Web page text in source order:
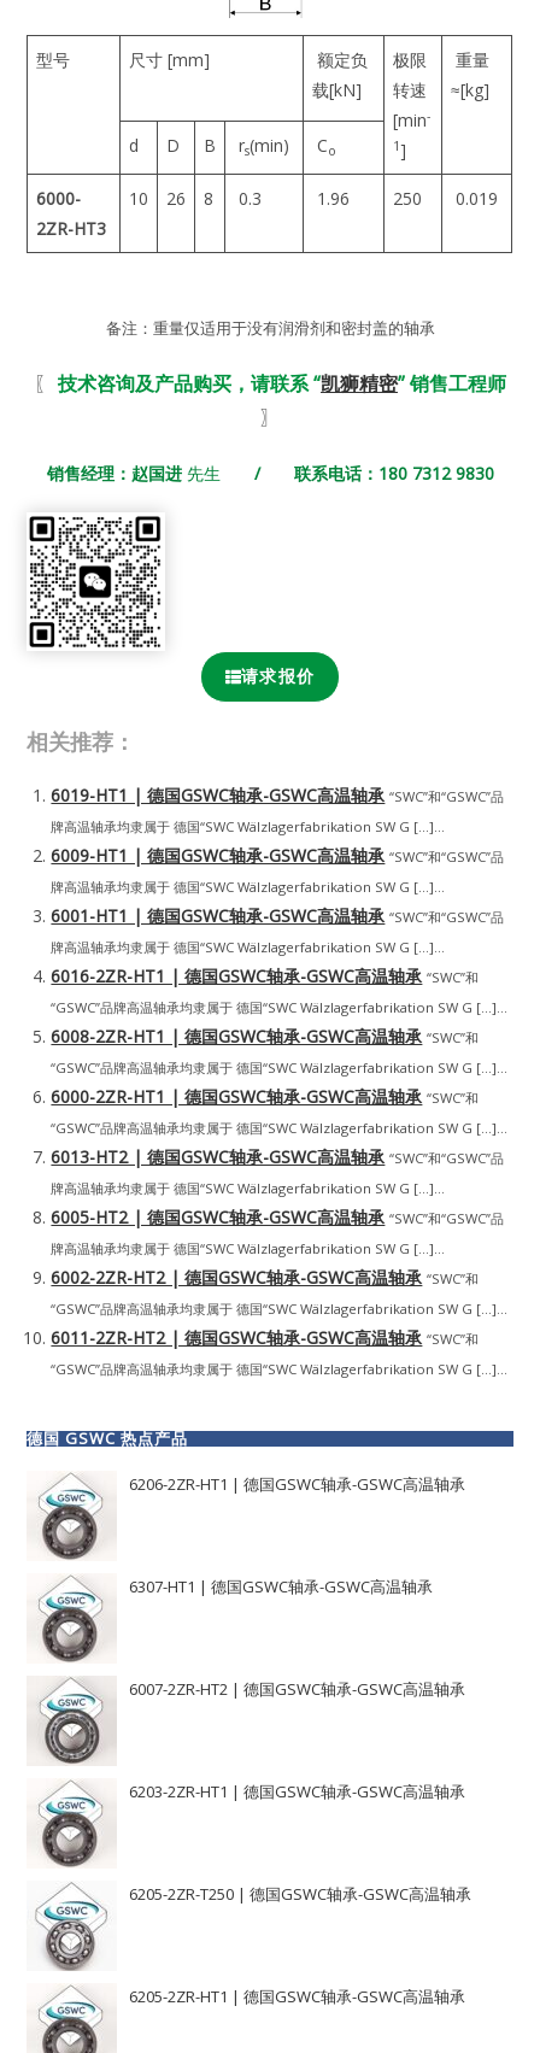
型号 尺寸 [mm]
额定负
载[kN]
极限
转速
[min-
1]
重量
≈[kg]
d D B rs(min) Co
6000-
2ZR-HT3
10 26 8 0.3 1.96 250 0.019
备注：重量仅适用于没有润滑剂和密封盖的轴承
〖 技术咨询及产品购买，请联系 “凯狮精密” 销售工程师
〗
销售经理：赵国进 先生 / 联系电话：180 7312 9830
请求报价
相关推荐：
6019-HT1 | 德国GSWC轴承-GSWC高温轴承 “SWC”和“GSWC”品
牌高温轴承均隶属于 德国“SWC Wälzlagerfabrikation SW G […]...
6009-HT1 | 德国GSWC轴承-GSWC高温轴承 “SWC”和“GSWC”品
牌高温轴承均隶属于 德国“SWC Wälzlagerfabrikation SW G […]...
6001-HT1 | 德国GSWC轴承-GSWC高温轴承 “SWC”和“GSWC”品
牌高温轴承均隶属于 德国“SWC Wälzlagerfabrikation SW G […]...
6016-2ZR-HT1 | 德国GSWC轴承-GSWC高温轴承 “SWC”和
“GSWC”品牌高温轴承均隶属于 德国“SWC Wälzlagerfabrikation SW G […]...
6008-2ZR-HT1 | 德国GSWC轴承-GSWC高温轴承 “SWC”和
“GSWC”品牌高温轴承均隶属于 德国“SWC Wälzlagerfabrikation SW G […]...
6000-2ZR-HT1 | 德国GSWC轴承-GSWC高温轴承 “SWC”和
“GSWC”品牌高温轴承均隶属于 德国“SWC Wälzlagerfabrikation SW G […]...
6013-HT2 | 德国GSWC轴承-GSWC高温轴承 “SWC”和“GSWC”品
牌高温轴承均隶属于 德国“SWC Wälzlagerfabrikation SW G […]...
6005-HT2 | 德国GSWC轴承-GSWC高温轴承 “SWC”和“GSWC”品
牌高温轴承均隶属于 德国“SWC Wälzlagerfabrikation SW G […]...
6002-2ZR-HT2 | 德国GSWC轴承-GSWC高温轴承 “SWC”和
“GSWC”品牌高温轴承均隶属于 德国“SWC Wälzlagerfabrikation SW G […]...
6011-2ZR-HT2 | 德国GSWC轴承-GSWC高温轴承 “SWC”和
“GSWC”品牌高温轴承均隶属于 德国“SWC Wälzlagerfabrikation SW G […]...
德国 GSWC 热点产品
6206-2ZR-HT1 | 德国GSWC轴承-GSWC高温轴承
6307-HT1 | 德国GSWC轴承-GSWC高温轴承
6007-2ZR-HT2 | 德国GSWC轴承-GSWC高温轴承
6203-2ZR-HT1 | 德国GSWC轴承-GSWC高温轴承
6205-2ZR-T250 | 德国GSWC轴承-GSWC高温轴承
6205-2ZR-HT1 | 德国GSWC轴承-GSWC高温轴承